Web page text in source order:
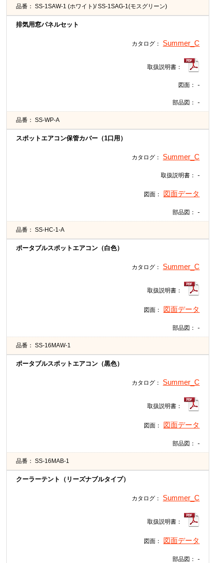
品番： SS-1SAW-1 (ホワイト)/ SS-1SAG-1(モスグリーン)
排気用窓パネルセット
カタログ： Summer_C
取扱説明書：
図面： -
部品図： -
品番： SS-WP-A
スポットエアコン保管カバー（1口用）
カタログ： Summer_C
取扱説明書： -
図面： 図面データ
部品図： -
品番： SS-HC-1-A
ポータブルスポットエアコン（白色）
カタログ： Summer_C
取扱説明書：
図面： 図面データ
部品図： -
品番： SS-16MAW-1
ポータブルスポットエアコン（黒色）
カタログ： Summer_C
取扱説明書：
図面： 図面データ
部品図： -
品番： SS-16MAB-1
クーラーテント（リーズナブルタイプ）
カタログ： Summer_C
取扱説明書：
図面： 図面データ
部品図： -